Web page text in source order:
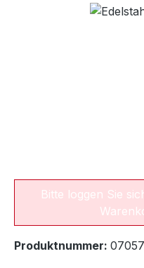
Bildergalerie
Bitte loggen Sie
Produktnummer: